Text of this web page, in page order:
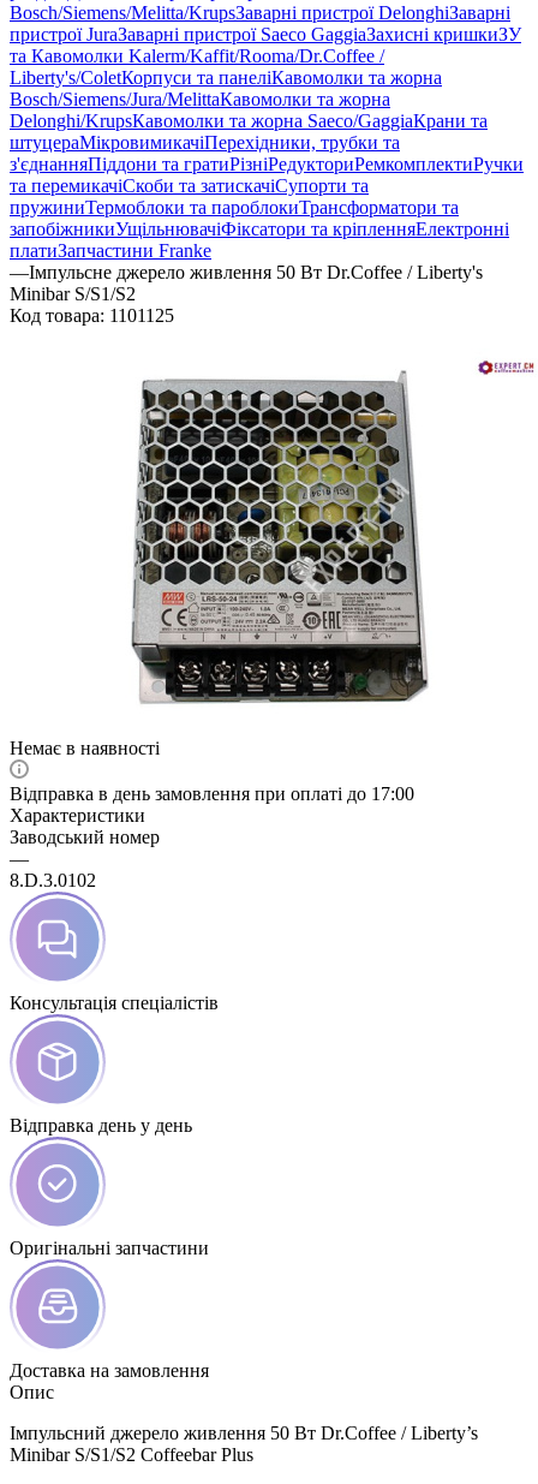
Bosch/Siemens/Melitta/KrupsЗаварні пристрої DelonghiЗаварні
пристрої JuraЗаварні пристрої Saeco GaggiaЗахисні кришкиЗУ
та Кавомолки Kalerm/Kaffit/Rooma/Dr.Coffee /
Liberty's/ColetКорпуси та панеліКавомолки та жорна
Bosch/Siemens/Jura/MelittaКавомолки та жорна
Delonghi/KrupsКавомолки та жорна Saeco/GaggiaКрани та
штуцераМікровимикачіПерехідники, трубки та
з'єднанняПіддони та гратиРізніРедукториРемкомплектиРучки
та перемикачіСкоби та затискачіСупорти та
пружиниТермоблоки та пароблокиТрансформатори та
запобіжникиУщільнювачіФіксатори та кріпленняЕлектронні
платиЗапчастини Franke
—Імпульсне джерело живлення 50 Вт Dr.Coffee / Liberty's
Minibar S/S1/S2
Код товара: 1101125
Немає в наявності
Відправка в день замовлення при оплаті до 17:00
Характеристики
Заводський номер
—
8.D.3.0102
Консультація спеціалістів
Відправка день у день
Оригінальні запчастини
Доставка на замовлення
Опис
Імпульсний джерело живлення 50 Вт Dr.Coffee / Liberty’s
Minibar S/S1/S2 Coffeebar Plus